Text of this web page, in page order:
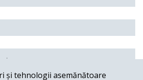
și tehnologii asemănătoare